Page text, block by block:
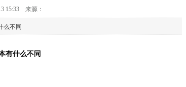
15:33 来源：
么不同
有什么不同